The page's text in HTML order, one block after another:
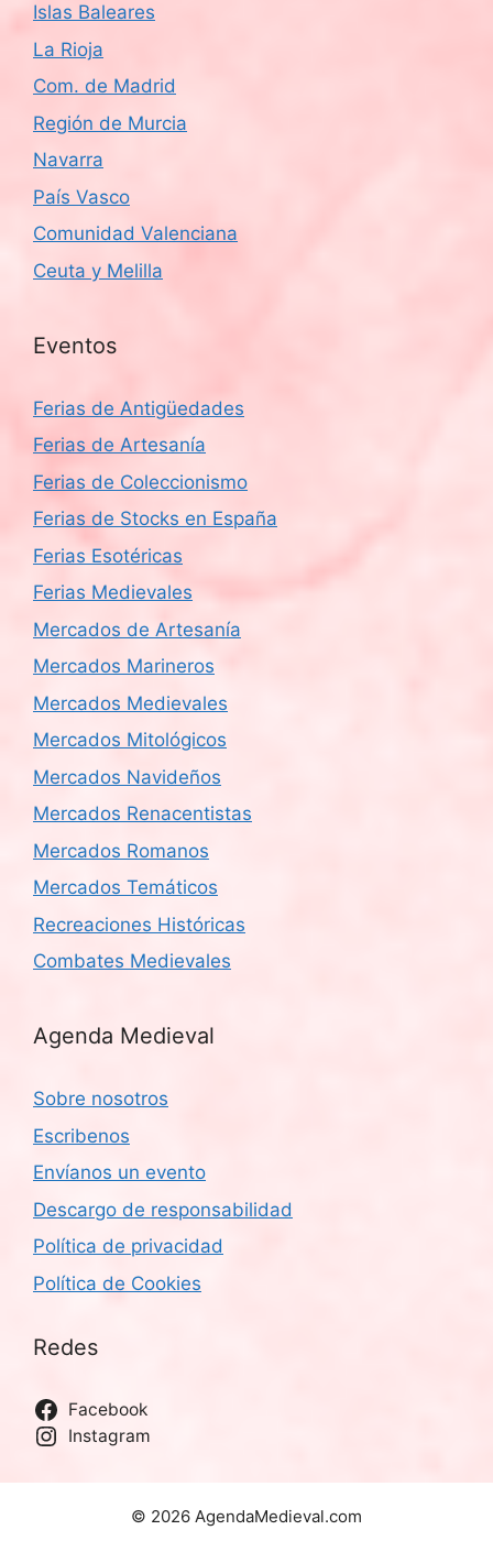
Islas Baleares
La Rioja
Com. de Madrid
Región de Murcia
Navarra
País Vasco
Comunidad Valenciana
Ceuta y Melilla
Eventos
Ferias de Antigüedades
Ferias de Artesanía
Ferias de Coleccionismo
Ferias de Stocks en España
Ferias Esotéricas
Ferias Medievales
Mercados de Artesanía
Mercados Marineros
Mercados Medievales
Mercados Mitológicos
Mercados Navideños
Mercados Renacentistas
Mercados Romanos
Mercados Temáticos
Recreaciones Históricas
Combates Medievales
Agenda Medieval
Sobre nosotros
Escribenos
Envíanos un evento
Descargo de responsabilidad
Política de privacidad
Política de Cookies
Redes
Facebook
Instagram
© 2026 AgendaMedieval.com